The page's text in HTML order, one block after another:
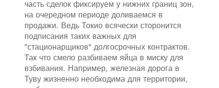
часть сделок фиксируем у нижних границ зон,
на очередном периоде доливаемся в
продажи. Ведь Токио всячески сторонится
подписания таких важных для
"стационарщиков" долгосрочных контрактов.
Так что смело разбиваем яйца в миску для
взбивания. Например, железная дорога в
Туву жизненно необходима для территории,